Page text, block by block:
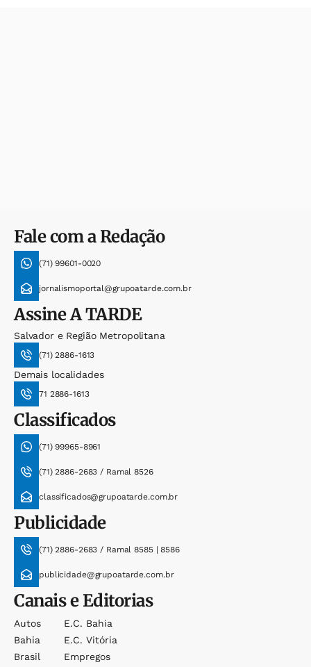
Fale com a Redação
(71) 99601-0020
jornalismoportal@grupoatarde.com.br
AssineA TARDE
Salvador e Região Metropolitana
(71) 2886-1613
Demais localidades
71 2886-1613
Classificados
(71) 99965-8961
(71) 2886-2683 / Ramal 8526
classificados@grupoatarde.com.br
Publicidade
(71) 2886-2683 / Ramal 8585 | 8586
publicidade@grupoatarde.com.br
Canais e Editorias
Autos
Bahia
Brasil
E.c. Bahia
E.c. Vitória
Empregos